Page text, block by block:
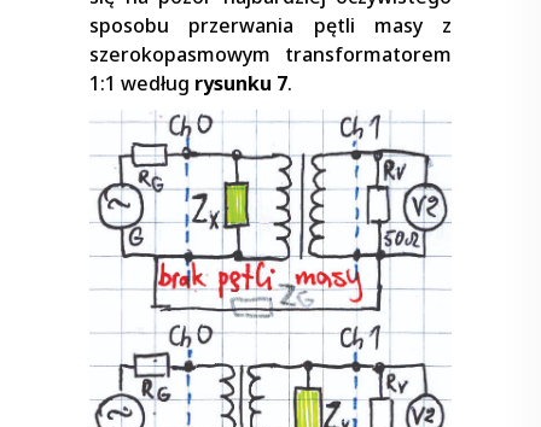
sposobu przerwania pętli masy z
szerokopasmowym transformatorem
1:1 według rysunku 7.